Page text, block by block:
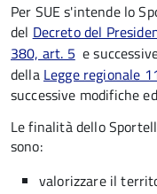
Per SUE s'intende lo
del Decreto del
380, art. 5 e
della Legge regionale
successive modifiche
Le finalità dello
sono:
valorizzare il